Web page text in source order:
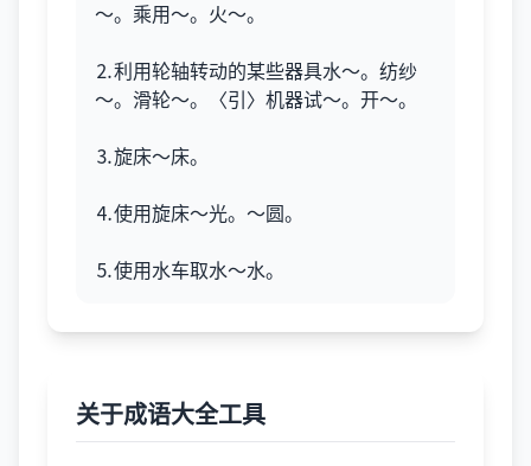
～。乘用～。火～。
⒉利用轮轴转动的某些器具水～。纺纱
～。滑轮～。〈引〉机器试～。开～。
⒊旋床～床。
⒋使用旋床～光。～圆。
⒌使用水车取水～水。
关于成语大全工具